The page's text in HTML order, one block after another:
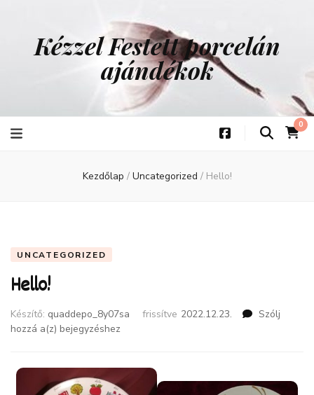
Kézzel Festett porcelán
ajándékok
0
Kezdőlap / Uncategorized / Hello!
UNCATEGORIZED
Hello!
Készítő: quaddepo_8y07sa frissítve 2022.12.23.
Szólj
hozzá a(z) Hello!
bejegyzéshez